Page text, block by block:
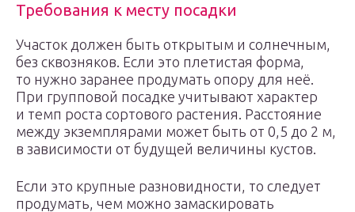
Требования к месту посадки
Участок должен быть открытым и солнечным,
без сквозняков. Если это плетистая форма,
то нужно заранее продумать опору для неё.
При групповой посадке учитывают характер
и темп роста сортового растения. Расстояние
между экземплярами может быть от 0,5 до 2 м,
в зависимости от будущей величины кустов.
Если это крупные разновидности, то следует
продумать, чем можно замаскировать